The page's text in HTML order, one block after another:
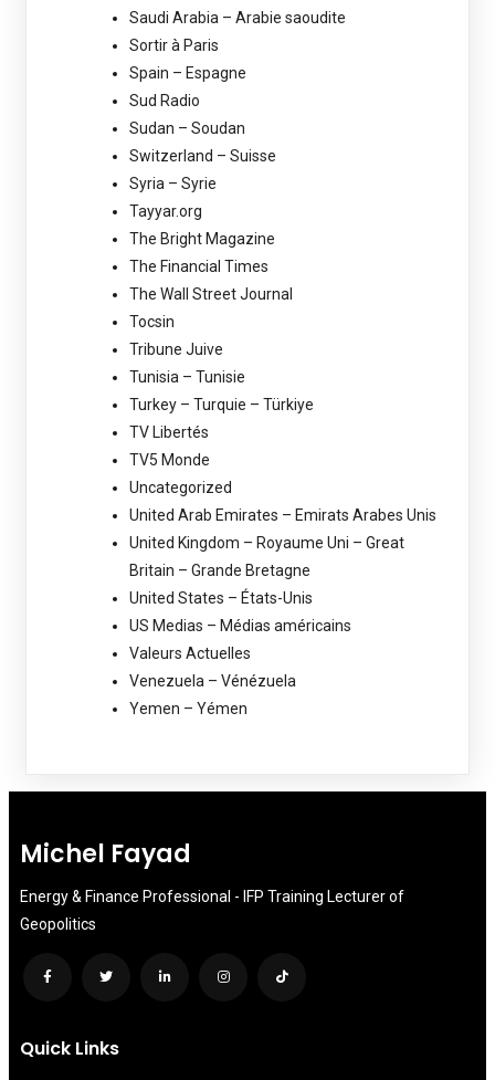
Saudi Arabia – Arabie saoudite
Sortir à Paris
Spain – Espagne
Sud Radio
Sudan – Soudan
Switzerland – Suisse
Syria – Syrie
Tayyar.org
The Bright Magazine
The Financial Times
The Wall Street Journal
Tocsin
Tribune Juive
Tunisia – Tunisie
Turkey – Turquie – Türkiye
TV Libertés
TV5 Monde
Uncategorized
United Arab Emirates – Emirats Arabes Unis
United Kingdom – Royaume Uni – Great
Britain – Grande Bretagne
United States – États-Unis
US Medias – Médias américains
Valeurs Actuelles
Venezuela – Vénézuela
Yemen – Yémen
Michel Fayad
Energy & Finance Professional - IFP Training Lecturer of
Geopolitics
Quick Links